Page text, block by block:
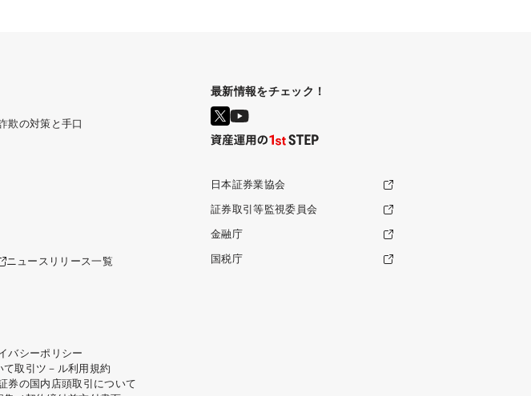
欺の対策と手口
ニュースリリース一覧
バシーポリシー
て取引ツ－ル利用規約
券の国内店頭取引について
最新情報をチェック！
日本証券業協会
証券取引等監視委員会
金融庁
国税庁